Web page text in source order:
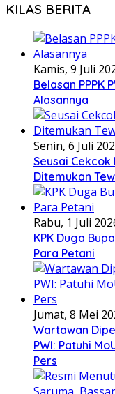
KILAS BERITA
Kamis, 9 Juli
Belasan PPPK
Alasannya
Senin, 6 Juli
Seusai
Ditemukan
Rabu, 1 Juli
KPK Duga
Para Petani
Jumat, 8 Mei
Wartawan
PWI: Patuhi
Pers